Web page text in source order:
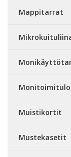
Mappitarrat
Muistikortit
Mustekasetit